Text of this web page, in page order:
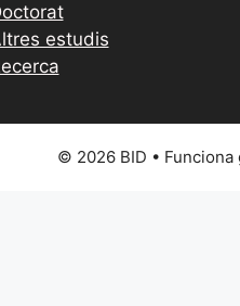
estudis
© 2026 BID •